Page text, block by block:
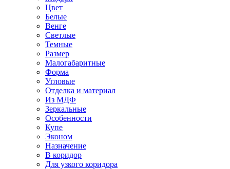
Цвет
Белые
Венге
Светлые
Темные
Размер
Малогабаритные
Форма
Угловые
Отделка и материал
Из МДФ
Зеркальные
Особенности
Купе
Эконом
Назначение
В коридор
Для узкого коридора